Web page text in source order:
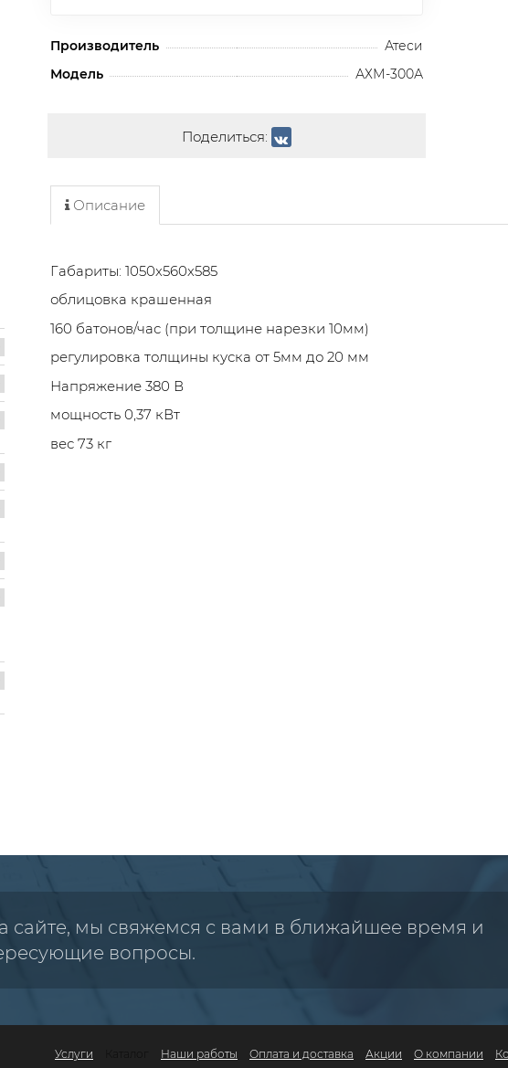
Производитель
Атеси
Модель
АХМ-300А
Поделиться:
Описание
Габариты: 1050х560х585
облицовка крашенная
160 батонов/час (при толщине нарезки 10мм)
регулировка толщины куска от 5мм до 20 мм
Напряжение 380 В
мощность 0,37 кВт
вес 73 кг
сайте, мы свяжемся с вами в ближайшее время и
вопросы.
Услуги Наши работы Оплата и доставка Акции О компании